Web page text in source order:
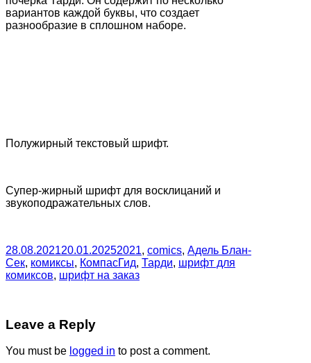
вариантов каждой буквы, что создает
разнообразие в сплошном наборе.
Полужирный текстовый шрифт.
Супер-жирный шрифт для восклицаний и
звукоподражательных слов.
28.08.202120.01.20252021, comics, Адель Блан-
Сек, комиксы, КомпасГид, Тарди, шрифт для
комиксов, шрифт на заказ
Leave a Reply
You must be logged in to post a comment.